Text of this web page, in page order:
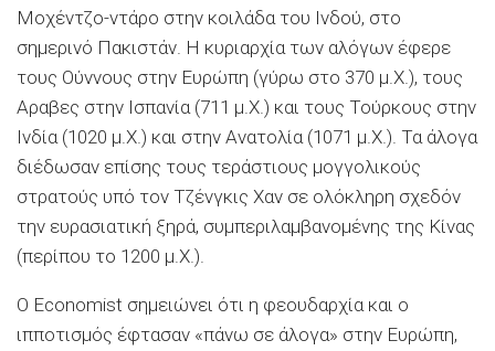
Μοχέντζο-ντάρο στην κοιλάδα του Ινδού, στο
σημερινό Πακιστάν. Η κυριαρχία των αλόγων έφερε
τους Ούννους στην Ευρώπη (γύρω στο 370 μ.Χ.), τους
Αραβες στην Ισπανία (711 μ.Χ.) και τους Τούρκους στην
Ινδία (1020 μ.Χ.) και στην Ανατολία (1071 μ.Χ.). Τα άλογα
διέδωσαν επίσης τους τεράστιους μογγολικούς
στρατούς υπό τον Τζένγκις Χαν σε ολόκληρη σχεδόν
την ευρασιατική ξηρά, συμπεριλαμβανομένης της Κίνας
(περίπου το 1200 μ.Χ.).
Ο Economist σημειώνει ότι η φεουδαρχία και ο
ιπποτισμός έφτασαν «πάνω σε άλογα» στην Ευρώπη,